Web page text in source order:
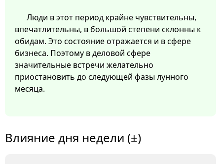
Люди в этот период крайне чувствительны,
впечатлительны, в большой степени склонны к
обидам. Это состояние отражается и в сфере
бизнеса. Поэтому в деловой сфере
значительные встречи желательно
приостановить до следующей фазы лунного
месяца.
Влияние дня недели (±)